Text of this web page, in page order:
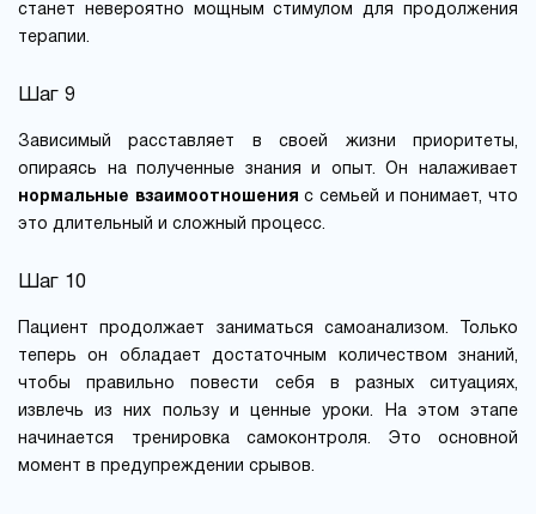
станет невероятно мощным стимулом для продолжения
терапии.
Шаг 9
Зависимый расставляет в своей жизни приоритеты,
опираясь на полученные знания и опыт. Он налаживает
нормальные взаимоотношения с семьей и понимает, что
это длительный и сложный процесс.
Шаг 10
Пациент продолжает заниматься самоанализом. Только
теперь он обладает достаточным количеством знаний,
чтобы правильно повести себя в разных ситуациях,
извлечь из них пользу и ценные уроки. На этом этапе
начинается тренировка самоконтроля. Это основной
момент в предупреждении срывов.